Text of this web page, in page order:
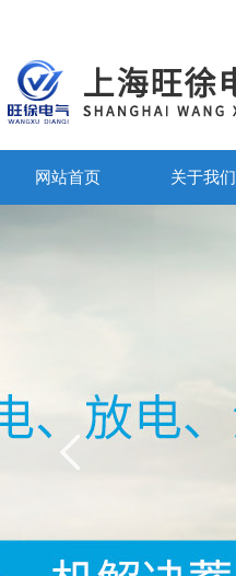
网站首页 关于我们